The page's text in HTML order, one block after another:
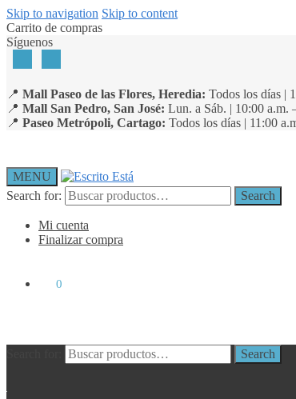
Skip to navigation Skip to content
Carrito de compras
Síguenos
📍 Mall Paseo de las Flores, Heredia: Todos los días |
📍 Mall San Pedro, San José: Lun. a Sáb. | 10:00 a.m.
📍 Paseo Metrópoli, Cartago: Todos los días | 11:00
MENU
Search for:
Search
Mi cuenta
Finalizar compra
0
Search